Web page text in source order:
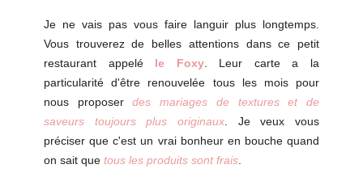
Je ne vais pas vous faire languir plus longtemps.
Vous trouverez de belles attentions dans ce petit
restaurant appelé le Foxy. Leur carte a la
particularité d'être renouvelée tous les mois pour
nous proposerdes mariages de textures et de
saveurs toujours plus originaux. Je veux vous
préciser que c'est un vrai bonheur en bouche quand
on sait que tous les produits sont frais.